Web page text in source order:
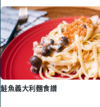
鮭魚義大利麵食譜